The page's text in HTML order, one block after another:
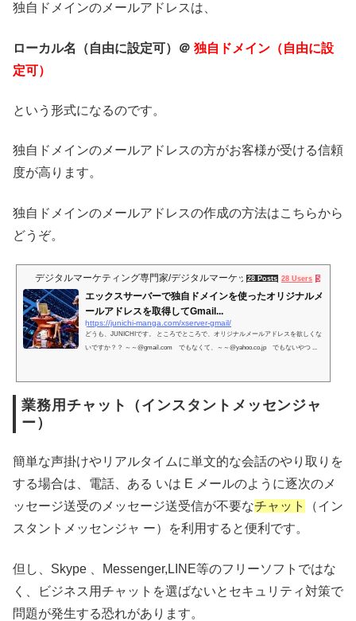
独自ドメインのメールアドレスは、
ローカル名（自由に設定可）＠ 独自ドメイン（自由に設
定可）
という形式になるのです。
独自ドメインのメールアドレスの方がお客様が受ける信頼
度が高ります。
独自ドメインのメールアドレスの作成の方法はこちらから
どうぞ。
デジタルマーケティング専門家/デジタルマーケッター松原潤一のブログ
28 Posts 28 Users 55 Pockets
エックスサーバーで独自ドメインを使ったオリジナルメ
ールアドレスを取得してGmail...
https://junichi-manga.com/xserver-gmail/
どうも、JUNICHIです。 ところでところで、オリジナルメールアドレスを欲しくな
いですか？？ ～～@gmail.com でもなくて、～～@yahoo.co.jp でもないやつ ...
業務用チャット（インスタントメッセンジャ
ー）
簡単な声掛けやリアルタイムに単文的な会話のやり取りを
する場合は、電話、ある いは E メールのように逐次のメ
ッセージ送受のメッセージ送受信が不要なチャット
（イン
スタントメッセンジャ ー）を利用すると便利です。
但し、Skype 、Messenger,LINE等のフリーソフトではな
く、ビジネス用チャットを選ばないとセキュリティ対策で
問題が発生する恐れがあります。